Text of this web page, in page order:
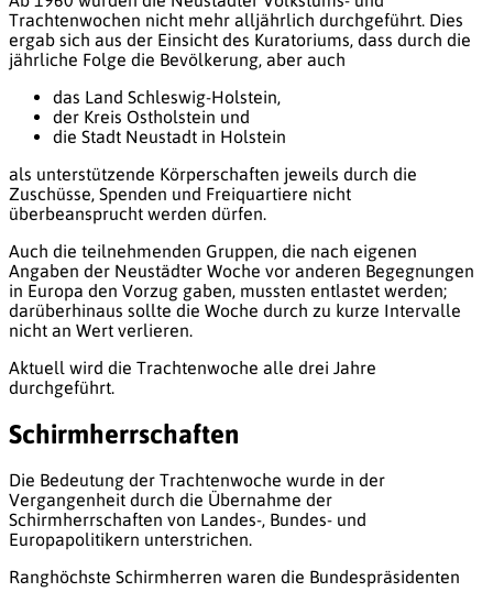
Trachtenwochen nicht mehr alljährlich durchgeführt. Dies
ergab sich aus der Einsicht des Kuratoriums, dass durch die
jährliche Folge die Bevölkerung, aber auch
das Land Schleswig-Holstein,
der Kreis Ostholstein und
die Stadt Neustadt in Holstein
als unterstützende Körperschaften jeweils durch die
Zuschüsse, Spenden und Freiquartiere nicht
überbeansprucht werden dürfen.
Auch die teilnehmenden Gruppen, die nach eigenen
Angaben der Neustädter Woche vor anderen Begegnungen
in Europa den Vorzug gaben, mussten entlastet werden;
darüberhinaus sollte die Woche durch zu kurze Intervalle
nicht an Wert verlieren.
Aktuell wird die Trachtenwoche alle drei Jahre
durchgeführt.
Schirmherrschaften
Die Bedeutung der Trachtenwoche wurde in der
Vergangenheit durch die Übernahme der
Schirmherrschaften von Landes-, Bundes- und
Europapolitikern unterstrichen.
Ranghöchste Schirmherren waren die Bundespräsidenten